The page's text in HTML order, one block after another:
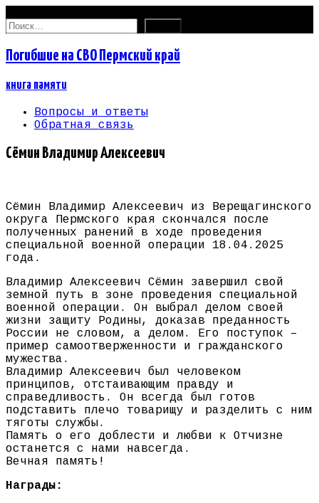
Найти:
Погибшие на СВО Пермский край
книга памяти
Вопросы и ответы
Обратная связь
Сёмин Владимир Алексеевич
Сёмин Владимир Алексеевич из Верещагинского
округа Пермского края скончался после
полученных ранений в ходе проведения
специальной военной операции 18.04.2025
года.
Владимир Алексеевич Сёмин завершил свой
земной путь в зоне проведения специальной
военной операции. Он выбрал делом своей
жизни защиту Родины, доказав преданность
России не словом, а делом. Его поступок –
пример самоотверженности и гражданского
мужества.
Владимир Алексеевич был человеком
принципов, отстаивающим правду и
справедливость. Он всегда был готов
подставить плечо товарищу и разделить с ним
тяготы службы.
Память о его доблести и любви к Отчизне
останется с нами навсегда.
Вечная память!
Награды: